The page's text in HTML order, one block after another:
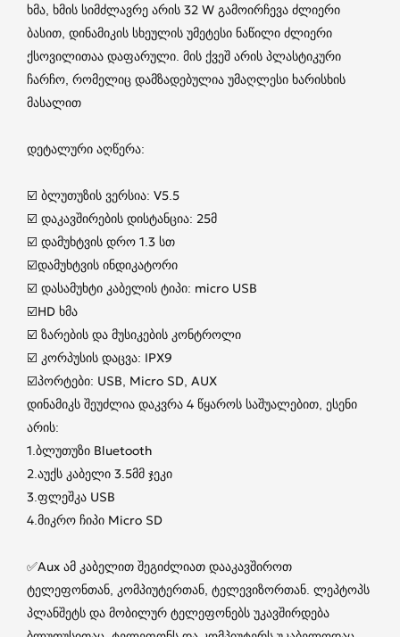
ხმა, ხმის სიმძლავრე არის 32 W გამოირჩევა ძლიერი
ბასით, დინამიკის სხეულის უმეტესი ნაწილი ძლიერი
ქსოვილითაა დაფარული. მის ქვეშ არის პლასტიკური
ჩარჩო, რომელიც დამზადებულია უმაღლესი ხარისხის
მასალით
დეტალური აღწერა:
☑️ ბლუთუზის ვერსია: V5.5
☑️ დაკავშირების დისტანცია: 25მ
☑️ დამუხტვის დრო 1.3 სთ
☑️დამუხტვის ინდიკატორი
☑️ დასამუხტი კაბელის ტიპი: micro USB
☑️HD ხმა
☑️ ზარების და მუსიკების კონტროლი
☑️ კორპუსის დაცვა: IPX9
☑️პორტები: USB, Micro SD, AUX
დინამიკს შეუძლია დაკვრა 4 წყაროს საშუალებით, ესენი
არის:
1.ბლუთუზი Bluetooth
2.აუქს კაბელი 3.5მმ ჯეკი
3.ფლეშკა USB
4.მიკრო ჩიპი Micro SD
✅Aux ამ კაბელით შეგიძლიათ დააკავშიროთ
ტელეფონთან, კომპიუტერთან, ტელევიზორთან. ლეპტოპს
პლანშეტს და მობილურ ტელეფონებს უკავშირდება